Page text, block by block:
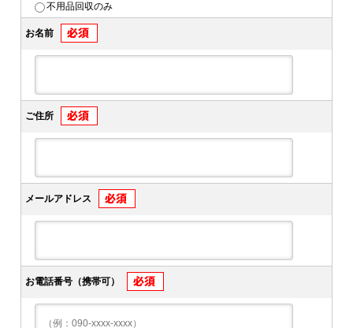
不用品回収のみ
お名前
ご住所
メールアドレス
お電話番号（携帯可）